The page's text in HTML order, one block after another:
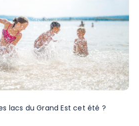
lacs du Grand Est cet été ?